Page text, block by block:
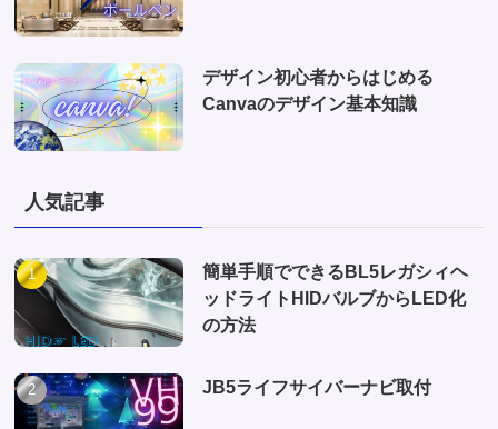
デザイン初心者からはじめる
Canvaのデザイン基本知識
人気記事
簡単手順でできるBL5レガシィヘ
ッドライトHIDバルブからLED化
の方法
JB5ライフサイバーナビ取付